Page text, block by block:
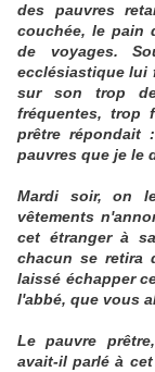
des pauvres
couchée, le pain
de voyages.
ecclésiastique lui
sur son trop
fréquentes, trop
prêtre répondait
pauvres que je le
Mardi soir, on
vêtements
cet étranger à
chacun se retira
laissé échapper
l'abbé, que vous
Le pauvre
avait-il parlé à